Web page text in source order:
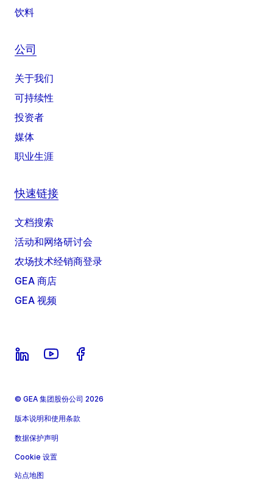
饮料
公司
关于我们
可持续性
投资者
媒体
职业生涯
快速链接
文档搜索
活动和网络研讨会
农场技术经销商登录
GEA 商店
GEA 视频
© GEA 集团股份公司 2026
版本说明和使用条款
数据保护声明
Cookie 设置
站点地图